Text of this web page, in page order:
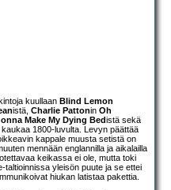
kuullaan Blind Lemon
istä, Charlie Pattonin Oh
Make My Dying Bedistä sekä
kaukaa 1800-luvulta. Levyn päättää
kappale muusta setistä on
mennään englannilla ja aikalailla
keikassa ei ole, mutta toki
taltioinnissa yleisön puute ja se ettei
hiukan latistaa pakettia.